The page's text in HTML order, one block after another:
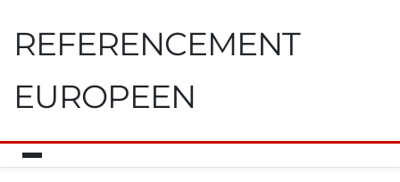
REFERENCEMENT
EUROPEEN